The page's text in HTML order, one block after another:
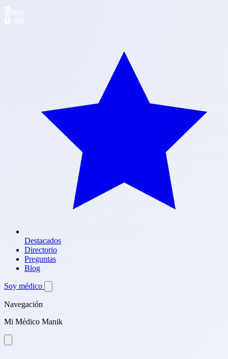
Destacados
Directorio
Preguntas
Blog
Soy médico
Navegación
Mi Médico Manik